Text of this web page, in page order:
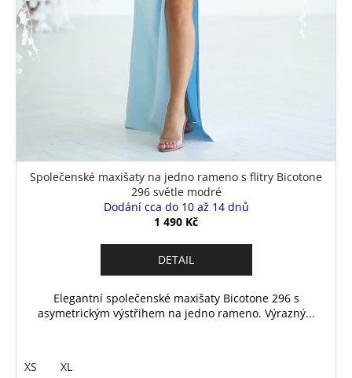
Společenské maxišaty na jedno rameno s flitry Bicotone
296 světle modré
Dodání cca do 10 až 14 dnů
1 490 Kč
DETAIL
Elegantní společenské maxišaty Bicotone 296 s
asymetrickým výstřihem na jedno rameno. Výrazný...
XS XL